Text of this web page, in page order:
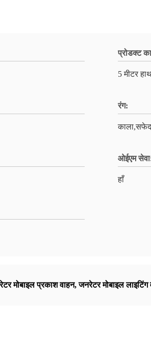
प्रोडक्ट
5 मीटर
रंग:
ओईएम
हाँ
मोबाइल प्रकाश वाहन,जनरेटर मोबाइल लाइटिंग